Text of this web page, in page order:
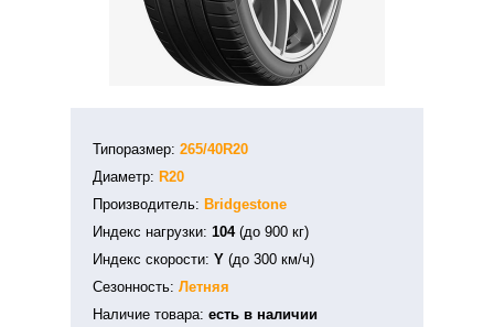
Типоразмер: 265/40R20
Диаметр: R20
Производитель: Bridgestone
Индекс нагрузки: 104(до 900 кг)
Индекс скорости: Y (до 300 км/ч)
Сезонность: Летняя
Наличие товара: есть в наличии